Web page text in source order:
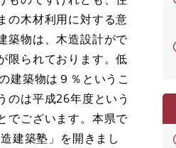
の木材利用に対する意
築物は、木造設計がで
限られております。低
建築物は９％というこ
のは平成26年度という
でございます。本県で
建築塾」を開きまし